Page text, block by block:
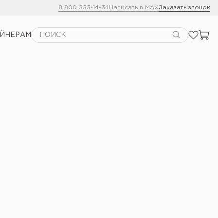
8 800 333-14-34Написать в MAXЗаказать звонок